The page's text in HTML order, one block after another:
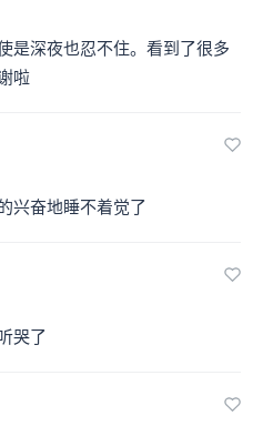
是深夜也忍不住。看到了很多
啦
兴奋地睡不着觉了
哭了